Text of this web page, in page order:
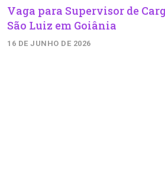
Vaga para Supervisor de
São Luiz em Goiânia
16 DE JUNHO DE 2026